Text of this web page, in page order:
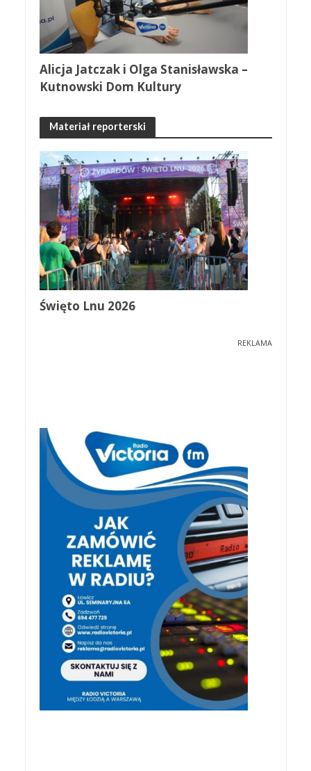
Alicja Jatczak i Olga Stanisławska –
Kutnowski Dom Kultury
Materiał reporterski
Święto Lnu 2026
REKLAMA